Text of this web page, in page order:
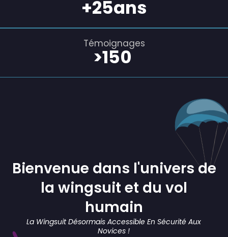
+25ans
Témoignages
>150
Bienvenue dans l'univers de
la wingsuit et du vol
humain
La Wingsuit Désormais Accessible En Sécurité Aux
Novices !